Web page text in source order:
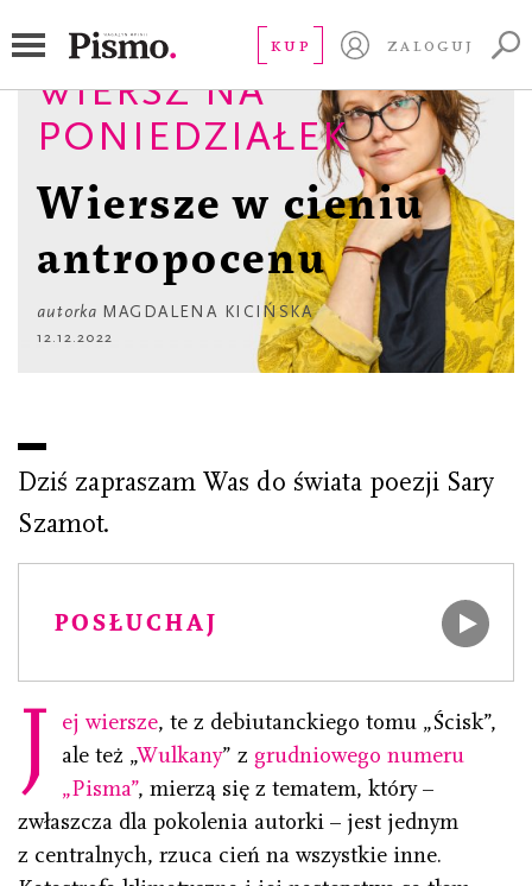
KUP ZALOGUJ
WIERSZ NA
PONIEDZIAŁEK
Wiersze w cieniu
antropocenu
autorka MAGDALENA KICIŃSKA
12.12.2022
Dziś zapraszam Was do świata poezji Sary
Szamot.
POSŁUCHAJ
J ej wiersze, te z debiutanckiego tomu „Ścisk”,
ale też „Wulkany” zgrudniowego numeru
„Pisma”, mierzą się z tematem, który –
zwłaszcza dla pokolenia autorki – jest jednym
z centralnych, rzuca cień na wszystkie inne.